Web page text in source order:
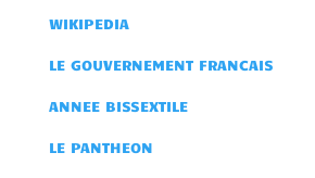
WIKIPEDIA
LE GOUVERNEMENT FRANCAIS
ANNEE BISSEXTILE
LE PANTHEON